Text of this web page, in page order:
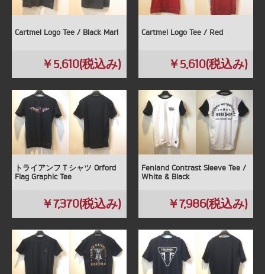
Cartmel Logo Tee / Black Marl
￥5,610(税込み)
Cartmel Logo Tee / Red
￥5,610(税込み)
トライアンフＴシャツ Orford
Flag Graphic Tee
￥7,370(税込み)
Fenland Contrast Sleeve Tee /
White & Black
￥7,986(税込み)